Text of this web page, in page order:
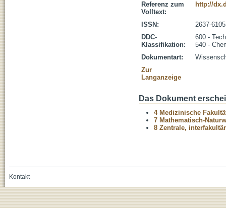
Referenz zum
Volltext:
http://
ISSN:
2637-6105
DDC-
Klassifikation:
600 -
540 -
Dokumentart:
Zur
Langanzeige
Das Dokument
4 Medizinische
7 Mathematisch-
8 Zentrale,
Kontakt